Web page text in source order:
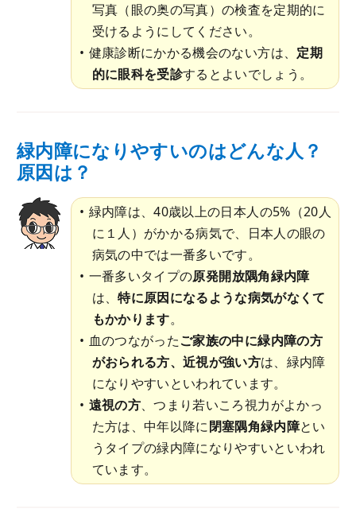
写真（眼の奥の写真）の検査を定期的に
受けるようにしてください。
健康診断にかかる機会のない方は、 定期
的に眼科を受診するとよいでしょう。
緑内障になりやすいのはどんな人？
原因は？
緑内障は、40歳以上の日本人の5%（20人
に１人）がかかる病気で、日本人の眼の
病気の中では一番多いです。
一番多いタイプの原発開放隅角緑内障
は、特に原因になるような病気がなくて
もかかります。
血のつながったご家族の中に緑内障の方
がおられる方、近視が強い方は、緑内障
になりやすいといわれています。
遠視の方、つまり若いころ視力がよかっ
た方は、中年以降に閉塞隅角緑内障とい
うタイプの緑内障になりやすいといわれ
ています。